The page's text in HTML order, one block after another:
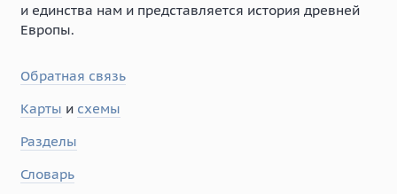
и единства нам и представляется история древней
Европы.
Обратная связь
Карты и схемы
Разделы
Словарь